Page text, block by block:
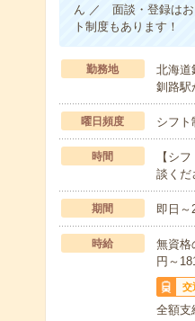
ん ／ 面談・登録はお
ト制度もあります！
勤務地
北海道
釧路駅
曜日頻度 シフ
時間
【シ
談くだ
期間 即日～
時給
無資格
円～
交
全額支